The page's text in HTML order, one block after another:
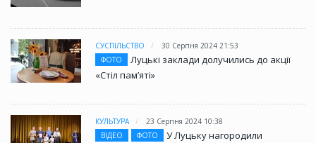
СУСПІЛЬСТВО
30 Серпня 2024 21:53
ФОТО
Луцькі заклади долучились до акції
«Стіл памʼяті»
КУЛЬТУРА
23 Серпня 2024 10:38
ВІДЕО
ФОТО
У Луцьку нагородили